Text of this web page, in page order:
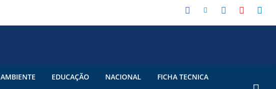
AMBIENTE EDUCAÇÃO NACIONAL FICHA TECNICA